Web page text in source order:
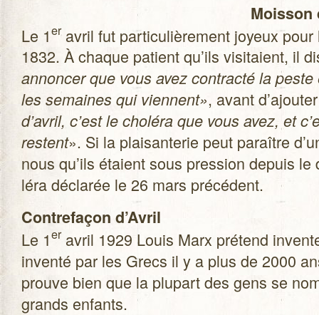
Mois­son
Le 1eravril fut par­ti­cu­liè­re­ment joyeux
1832. À chaque patient qu’ils visi­taient, il
annon­cer que vous avez contracté la
les semaines qui viennent», avant
d’avril, c’est le cho­léra que vous avez, et
res­tent». Si la plai­san­te­rie peut paraître
nous qu’ils étaient sous pres­sion depuis
léra décla­rée le 26 mars précédent.
Contre­fa­çon d’Avril
Le 1eravril 1929 Louis Marx pré­tend
inventé par les Grecs il y a plus de 2000
prouve bien que la plu­part des gens se
grands enfants.